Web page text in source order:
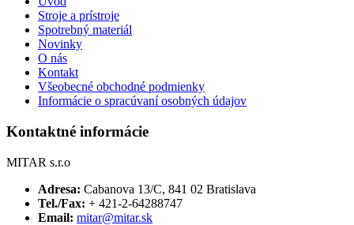
Stroje a prístroje
Spotrebný materiál
Novinky
O nás
Kontakt
Všeobecné obchodné podmienky
Informácie o spracúvaní osobných údajov
Kontaktné informácie
MITAR s.r.o
Adresa: Cabanova 13/C, 841 02 Bratislava
Tel./Fax: + 421-2-64288747
Email: mitar@mitar.sk